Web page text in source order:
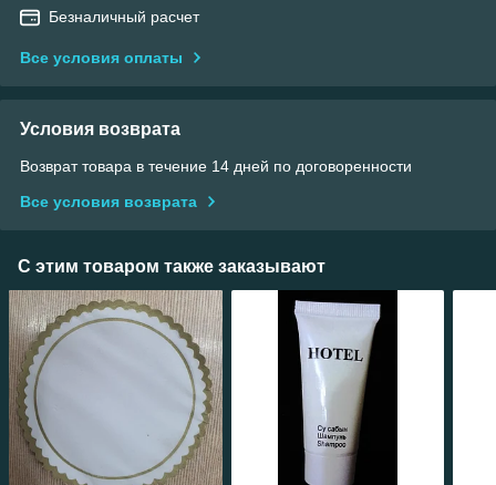
Безналичный расчет
Все условия оплаты
Условия возврата
Возврат товара в течение 14 дней по договоренности
Все условия возврата
С этим товаром также заказывают